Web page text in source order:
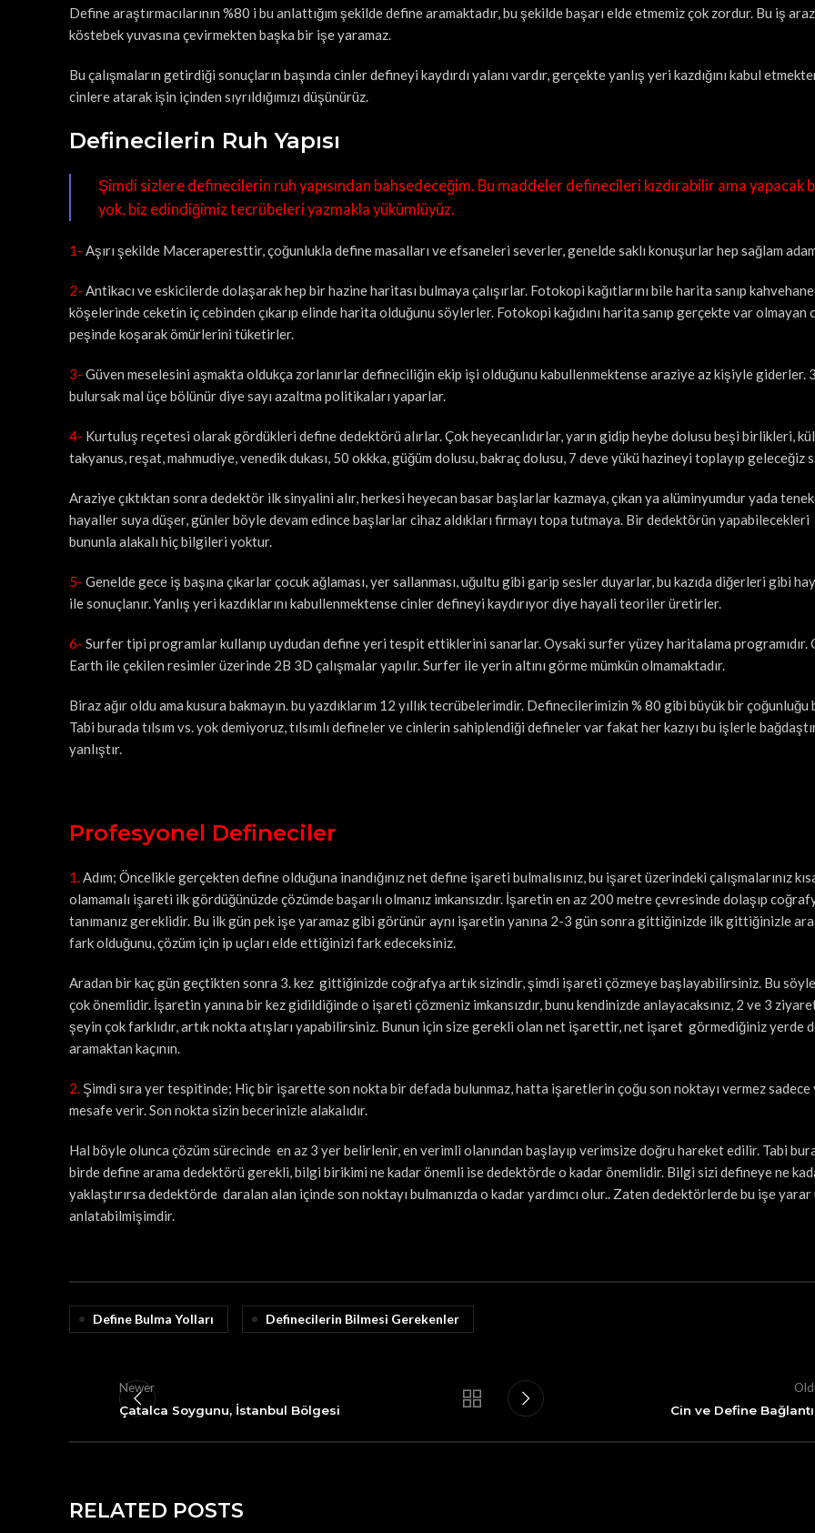
Define araştırmacılarının %80 i bu anlattığım şekilde define aramaktadır, bu şekilde başarı elde etmemiz çok zordur. Bu iş
köstebek yuvasına çevirmekten başka bir işe yaramaz.
Bu çalışmaların getirdiği sonuçların başında cinler defineyi kaydırdı yalanı vardır, gerçekte yanlış yeri kazdığını kabul
cinlere atarak işin içinden sıyrıldığımızı düşünürüz.
Definecilerin Ruh Yapısı
Şimdi sizlere definecilerin ruh yapısından bahsedeceğim. Bu maddeler definecileri kızdırabilir ama yapacak
yok, biz edindiğimiz tecrübeleri yazmakla yükümlüyüz.
1- Aşırı şekilde Maceraperesttir, çoğunlukla define masalları ve efsaneleri severler, genelde saklı konuşurlar hep sağlam
2- Antikacı ve eskicilerde dolaşarak hep bir hazine haritası bulmaya çalışırlar. Fotokopi kağıtlarını bile harita sanıp kahvehane
köşelerinde ceketin iç cebinden çıkarıp elinde harita olduğunu söylerler. Fotokopi kağıdını harita sanıp gerçekte var olmayan
peşinde koşarak ömürlerini tüketirler.
3- Güven meselesini aşmakta oldukça zorlanırlar defineciliğin ekip işi olduğunu kabullenmektense araziye az kişiyle giderler.
bulursak mal üçe bölünür diye sayı azaltma politikaları yaparlar.
4- Kurtuluş reçetesi olarak gördükleri define dedektörü alırlar. Çok heyecanlıdırlar, yarın gidip heybe dolusu beşi birlikleri,
takyanus, reşat, mahmudiye, venedik dukası, 50 okkka, güğüm dolusu, bakraç dolusu, 7 deve yükü hazineyi toplayıp geleceğiz
Araziye çıktıktan sonra dedektör ilk sinyalini alır, herkesi heyecan basar başlarlar kazmaya, çıkan ya alüminyumdur yada
hayaller suya düşer, günler böyle devam edince başlarlar cihaz aldıkları firmayı topa tutmaya. Bir dedektörün
bununla alakalı hiç bilgileri yoktur.
5- Genelde gece iş başına çıkarlar çocuk ağlaması, yer sallanması, uğultu gibi garip sesler duyarlar, bu kazıda diğerleri gibi
ile sonuçlanır. Yanlış yeri kazdıklarını kabullenmektense cinler defineyi kaydırıyor diye hayali teoriler üretirler.
6- Surfer tipi programlar kullanıp uydudan define yeri tespit ettiklerini sanarlar. Oysaki surfer yüzey haritalama programıdır.
Earth ile çekilen resimler üzerinde 2B 3D çalışmalar yapılır. Surfer ile yerin altını görme mümkün olmamaktadır.
Biraz ağır oldu ama kusura bakmayın. bu yazdıklarım 12 yıllık tecrübelerimdir. Definecilerimizin % 80 gibi büyük bir çoğunluğu
Tabi burada tılsım vs. yok demiyoruz, tılsımlı defineler ve cinlerin sahiplendiği defineler var fakat her kazıyı bu işlerle
yanlıştır.
Profesyonel Defineciler
1.Adım; Öncelikle gerçekten define olduğuna inandığınız net define işareti bulmalısınız, bu işaret üzerindeki çalışmalarınız
olamamalı işareti ilk gördüğünüzde çözümde başarılı olmanız imkansızdır. İşaretin en az 200 metre çevresinde dolaşıp
tanımanız gereklidir. Bu ilk gün pek işe yaramaz gibi görünür aynı işaretin yanına 2-3 gün sonra gittiğinizde ilk gittiğinizle
fark olduğunu, çözüm için ip uçları elde ettiğinizi fark edeceksiniz.
Aradan bir kaç gün geçtikten sonra 3. kez gittiğinizde coğrafya artık sizindir, şimdi işareti çözmeye başlayabilirsiniz. Bu
çok önemlidir. İşaretin yanına bir kez gidildiğinde o işareti çözmeniz imkansızdır, bunu kendinizde anlayacaksınız, 2 ve 3
şeyin çok farklıdır, artık nokta atışları yapabilirsiniz. Bunun için size gerekli olan net işarettir, net işaret görmediğiniz yerde
aramaktan kaçının.
2. Şimdi sıra yer tespitinde; Hiç bir işarette son nokta bir defada bulunmaz, hatta işaretlerin çoğu son noktayı vermez sadece
mesafe verir. Son nokta sizin becerinizle alakalıdır.
Hal böyle olunca çözüm sürecinde en az 3 yer belirlenir, en verimli olanından başlayıp verimsize doğru hareket edilir. Tabi
birde define arama dedektörü gerekli, bilgi birikimi ne kadar önemli ise dedektörde o kadar önemlidir. Bilgi sizi defineye ne
yaklaştırırsa dedektörde daralan alan içinde son noktayı bulmanızda o kadar yardımcı olur.. Zaten dedektörlerde bu işe yarar
anlatabilmişimdir.
Define Bulma Yolları Definecilerin Bilmesi Gerekenler
Newer
Çatalca Soygunu, İstanbul Bölgesi
Cin ve Define
RELATED POSTS